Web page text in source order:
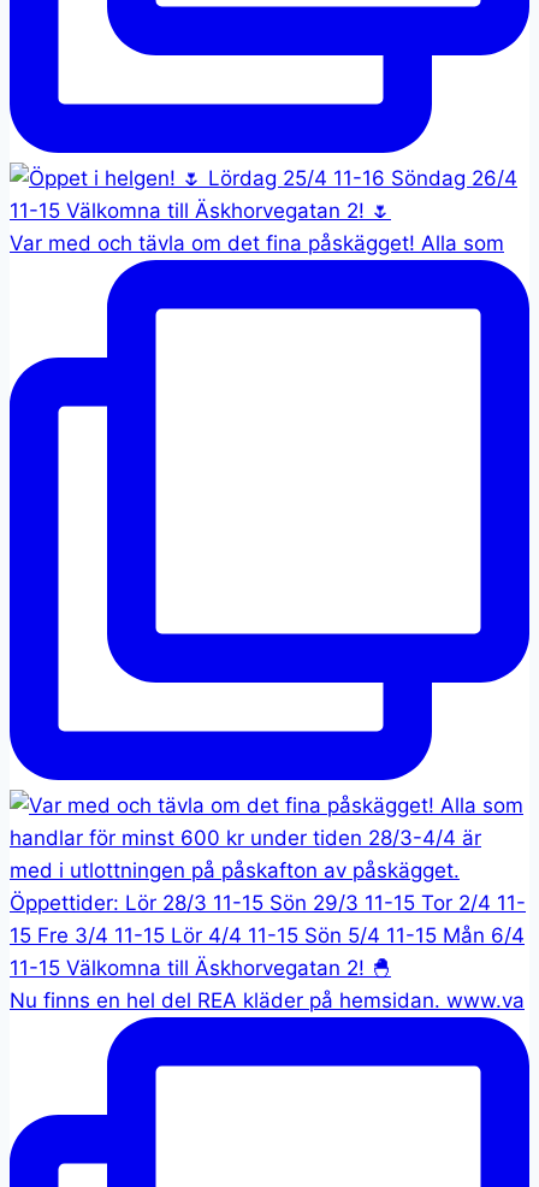
Var med och tävla om det fina påskägget! Alla som
Nu finns en hel del REA kläder på hemsidan. www.va